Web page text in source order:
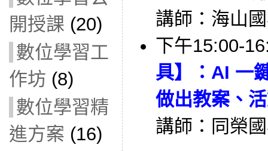
開授課 (20)
數位學習工
作坊 (8)
數位學習精
進方案 (16)
講師：海山
下午15:00-
具】：AI 一
做出教案、
講師：同榮